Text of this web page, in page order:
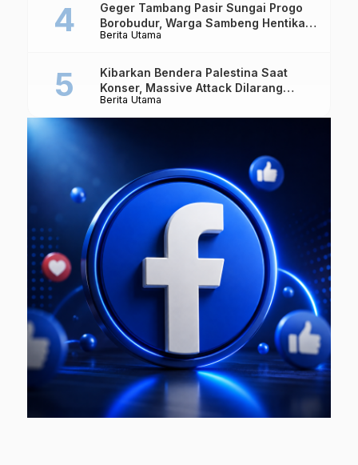
Berita Utama
Geger Tambang Pasir Sungai Progo
Borobudur, Warga Sambeng Hentikan
Alat Berat dan Usir Truk
Berita Utama
Kibarkan Bendera Palestina Saat
Konser, Massive Attack Dilarang
Masuk Singapura Lagi